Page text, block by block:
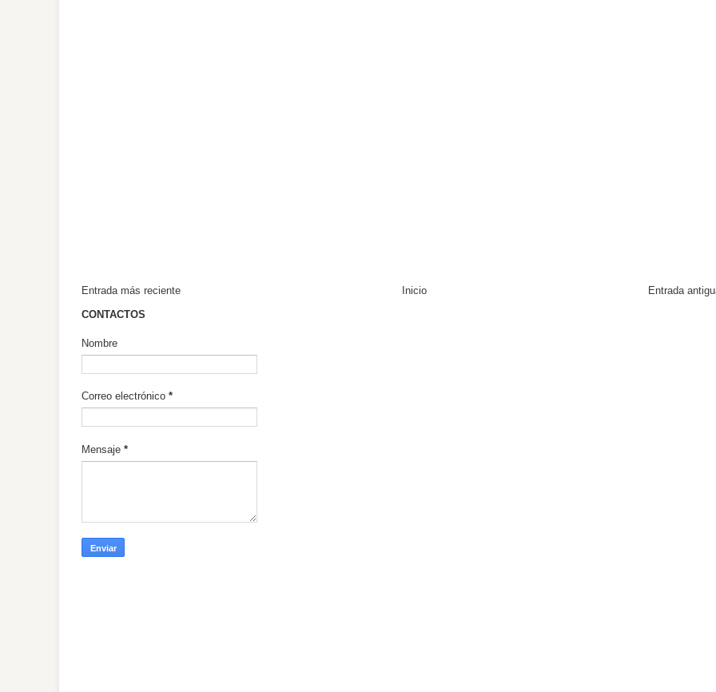
Entrada más reciente Entrada
Inicio
CONTACTOS
Nombre
Correo electrónico *
Mensaje *